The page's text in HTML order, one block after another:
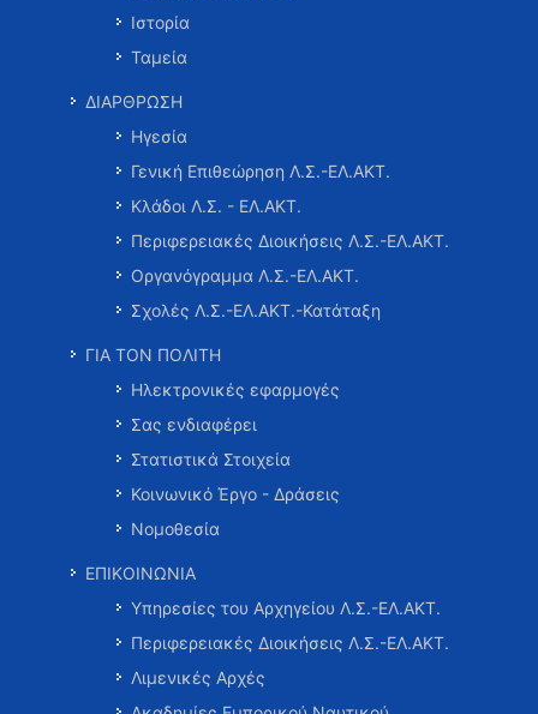
Ιστορία
Ταμεία
ΔΙΑΡΘΡΩΣΗ
Ηγεσία
Γενική Επιθεώρηση Λ.Σ.-ΕΛ.ΑΚΤ.
Κλάδοι Λ.Σ. - ΕΛ.ΑΚΤ.
Περιφερειακές Διοικήσεις Λ.Σ.-ΕΛ.ΑΚΤ.
Οργανόγραμμα Λ.Σ.-ΕΛ.ΑΚΤ.
Σχολές Λ.Σ.-ΕΛ.ΑΚΤ.-Κατάταξη
ΓΙΑ ΤΟΝ ΠΟΛΙΤΗ
Ηλεκτρονικές εφαρμογές
Σας ενδιαφέρει
Στατιστικά Στοιχεία
Κοινωνικό Έργο - Δράσεις
Νομοθεσία
ΕΠΙΚΟΙΝΩΝΙΑ
Υπηρεσίες του Αρχηγείου Λ.Σ.-ΕΛ.ΑΚΤ.
Περιφερειακές Διοικήσεις Λ.Σ.-ΕΛ.ΑΚΤ.
Λιμενικές Αρχές